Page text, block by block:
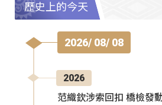
歷史上的今天
2026/ 08/ 08
2026
范織欽涉索回扣 橋檢發